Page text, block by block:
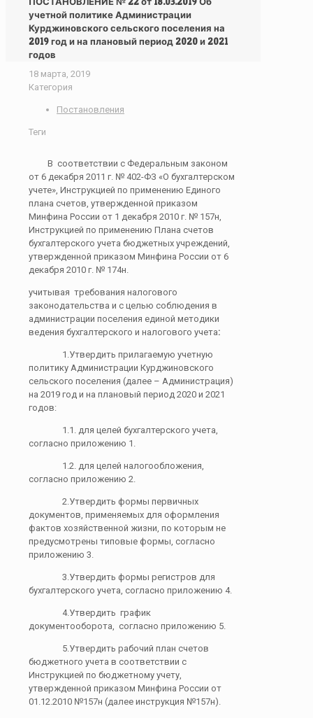
учетной политике Администрации
Курджиновского сельского поселения на
2019 год и на плановый период 2020 и 2021
годов
18 марта, 2019
Категория
Постановления
Теги
В соответствии с Федеральным законом
от 6 декабря 2011 г. № 402-ФЗ «О бухгалтерском
учете», Инструкцией по применению Единого
плана счетов, утвержденной приказом
Минфина России от 1 декабря 2010 г. № 157н,
Инструкцией по применению Плана счетов
бухгалтерского учета бюджетных учреждений,
утвержденной приказом Минфина России от 6
декабря 2010 г. № 174н.
учитывая требования налогового
законодательства и с целью соблюдения в
администрации поселения единой методики
ведения бухгалтерского и налогового учета:
1.Утвердить прилагаемую учетную
политику Администрации Курджиновского
сельского поселения (далее – Администрация)
на 2019 год и на плановый период 2020 и 2021
годов:
1.1. для целей бухгалтерского учета,
согласно приложению 1.
1.2. для целей налогообложения,
согласно приложению 2.
2.Утвердить формы первичных
документов, применяемых для оформления
фактов хозяйственной жизни, по которым не
предусмотрены типовые формы, согласно
приложению 3.
3.Утвердить формы регистров для
бухгалтерского учета, согласно приложению 4.
4.Утвердить график
документооборота, согласно приложению 5.
5.Утвердить рабочий план счетов
бюджетного учета в соответствии с
Инструкцией по бюджетному учету,
утвержденной приказом Минфина России от
01.12.2010 №157н (далее инструкция №157н).